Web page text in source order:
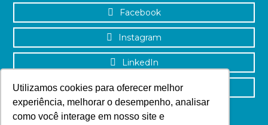
Utilizamos cookies para oferecer melhor
experiência, melhorar o desempenho, analisar
como você interage em nosso site e
Facebook
Instagram
LinkedIn
YouTube